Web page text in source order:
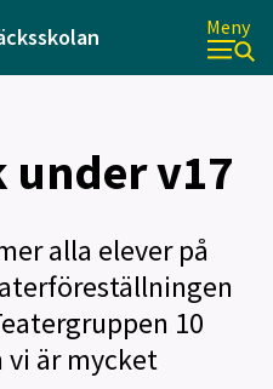
Meny
under v17
alla elever på
10
är mycket